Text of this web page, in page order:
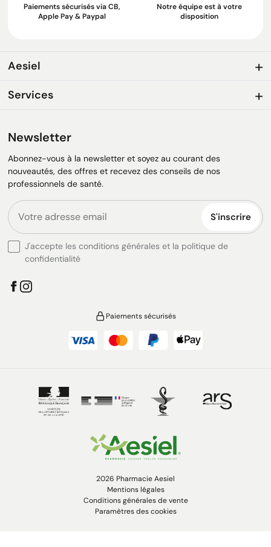
Paiements sécurisés via CB,
Apple Pay & Paypal
Notre équipe est à votre
disposition
Aesiel
Services
Newsletter
Abonnez-vous à la newsletter et soyez au courant des
nouveautés, des offres et recevez des conseils de nos
professionnels de santé.
S'inscrire
J'accepte les conditions générales et la politique de
confidentialité
Paiements sécurisés
2026 Pharmacie Aesiel
Mentions légales
Conditions générales de vente
Paramètres des cookies